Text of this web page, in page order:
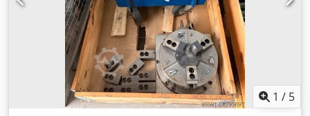
1 / 5